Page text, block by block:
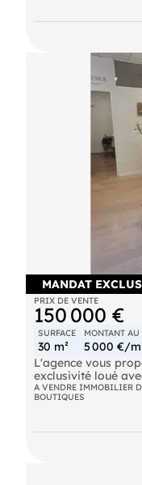
possibilités
usage d’habitation
Cet appartement /
à une profession
d’investissement,
modularité et son
proximité
Contact : Agence
- 512 boulevard
Porticcio
MANDAT
Vente murs
PRIX DE VENTE
150 000 €
SURFACE
30 m²
MONTANT AU
5 000 €/
L'agence vous propose des murs commerciaux en
exclusivité loué
9 600 €. Bail
avril 2034.
A VENDRE IMMOBILIER
BOUTIQUES